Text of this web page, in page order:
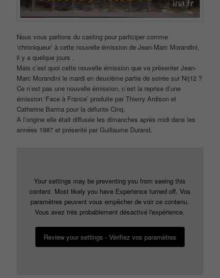
Nous vous parlions du casting pour participer comme
‘chroniqueur’ à cette nouvelle émission de Jean-Marc Morandini,
il y a quelque jours .
Mais c’est quoi cette nouvelle émission que va présenter Jean-
Marc Morandini le mardi en deuxième partie de soirée sur Nrj12 ?
Ce n’est pas une nouvelle émission, c’est la reprise d’une
émission ‘Face à France’ produite par Thierry Ardison et
Catherine Barma pour la défunte Cinq.
A l’origine elle était diffusée les dimanches après midi dans les
années 1987 et présenté par Guillaume Durand.
Your settings may be preventing you from seeing this
content. Most likely you have Experience turned off. Vos
paramètres peuvent vous empêcher de voir ce contenu.
Vous avez très probablement désactivé l'expérience.
Review your settings - Vérifiez vos paramètres